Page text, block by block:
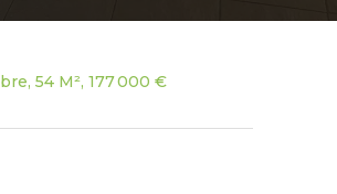
54 M², 177 000 €